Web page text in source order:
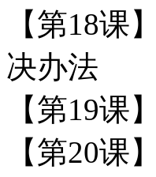
【第18课
决办法
【第19课
【第20课